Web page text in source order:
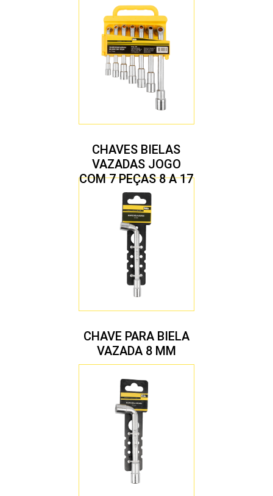
CHAVES BIELAS
VAZADAS JOGO
COM 7 PEÇAS 8 A 17
MM
CHAVE PARA BIELA
VAZADA 8 MM